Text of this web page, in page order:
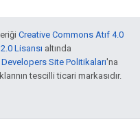
Creative Commons Atıf 4.0
Lisansı altında
Site Politikaları'na
tescilli ticari markasıdır.